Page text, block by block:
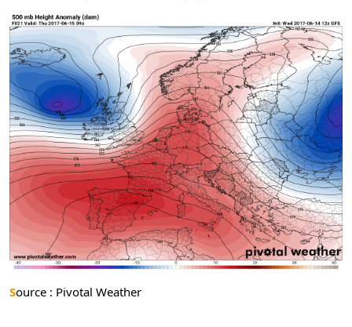
Source : Pivotal Weather